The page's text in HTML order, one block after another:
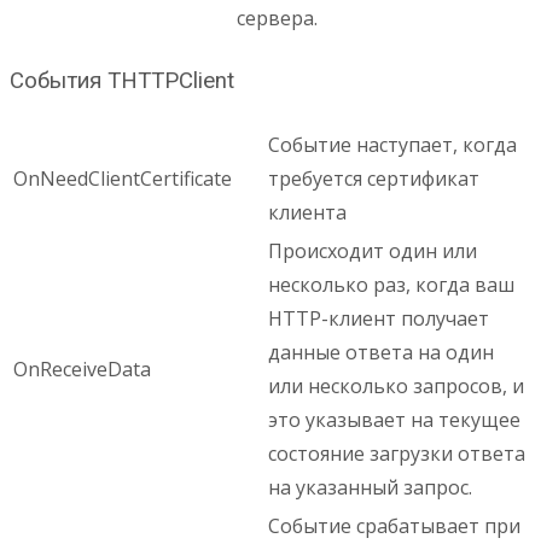
сервера.
События THTTPClient
OnNeedClientCertificate
Событие наступает, когда
требуется сертификат
клиента
OnReceiveData
Происходит один или
несколько раз, когда ваш
HTTP-клиент получает
данные ответа на один
или несколько запросов, и
это указывает на текущее
состояние загрузки ответа
на указанный запрос.
Событие срабатывает при